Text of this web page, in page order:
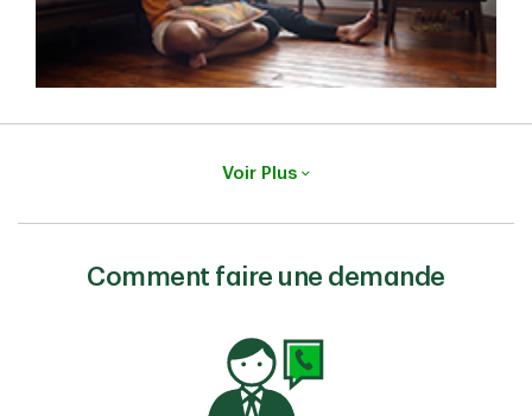
Voir Plus
Comment faire une demande